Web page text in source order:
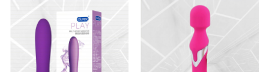
BlueMotion Nex2 sở hữu thông số ấn tượng
bảo trải nghiệm đỉnh cao
mọi nơi:
Kết nối Bluetooth App
: Điều khiển cục bộ trong